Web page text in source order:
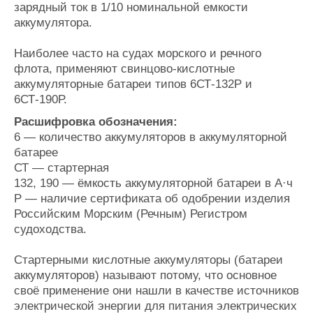
зарядный ток в 1/10 номинальной емкости
аккумулятора.
Наиболее часто на судах морского и речного
флота, применяют свинцово-кислотные
аккумуляторные батареи типов 6СТ-132Р и
6СТ-190Р.
Расшифровка обозначения:
6 — количество аккумуляторов в аккумуляторной
батарее
СТ — стартерная
132, 190 — ёмкость аккумуляторной батареи в А·ч
Р — наличие сертификата об одобрении изделия
Российским Морским (Речным) Регистром
судоходства.
Стартерными кислотные аккумуляторы (батареи
аккумуляторов) называют потому, что основное
своё применение они нашли в качестве источников
электрической энергии для питания электрических